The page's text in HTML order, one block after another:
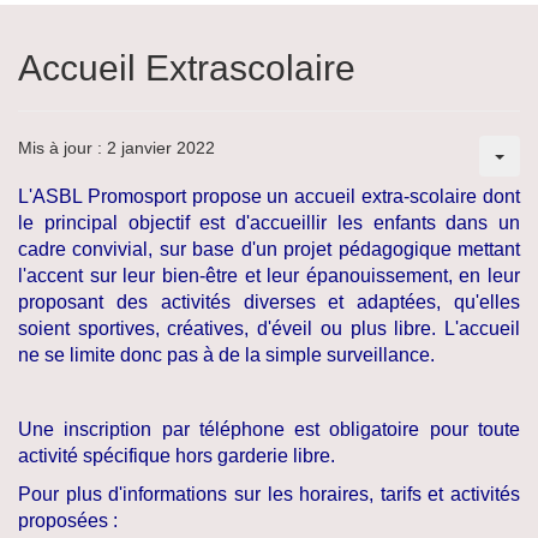
Accueil Extrascolaire
Mis à jour : 2 janvier 2022
L'ASBL Promosport propose un accueil extra-scolaire dont
le principal objectif est d'accueillir les enfants dans un
cadre convivial, sur base d'un projet pédagogique mettant
l'accent sur leur bien-être et leur épanouissement, en leur
proposant des activités diverses et adaptées, qu'elles
soient sportives, créatives, d'éveil ou plus libre. L'accueil
ne se limite donc pas à de la simple surveillance.
Une inscription par téléphone est obligatoire pour toute
activité spécifique hors garderie libre.
Pour plus d'informations sur les horaires, tarifs et activités
proposées :